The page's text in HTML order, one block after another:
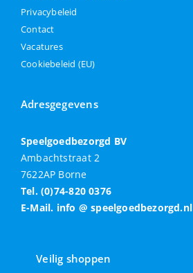
Privacybeleid
Contact
Vacatures
Cookiebeleid (EU)
Adresgegevens
Speelgoedbezorgd BV
Ambachtstraat 2
7622AP Borne
Tel. (0)74-820 0376
E-Mail. info @ speelgoedbezorgd.nl
Veilig shoppen